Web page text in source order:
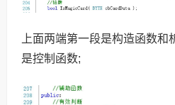
上面两端第一段是构造函数
是控制函数;